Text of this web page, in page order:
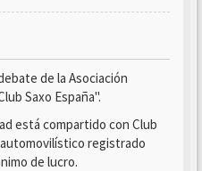
de la Asociación
Saxo España".
está compartido con Club
registrado
de lucro.